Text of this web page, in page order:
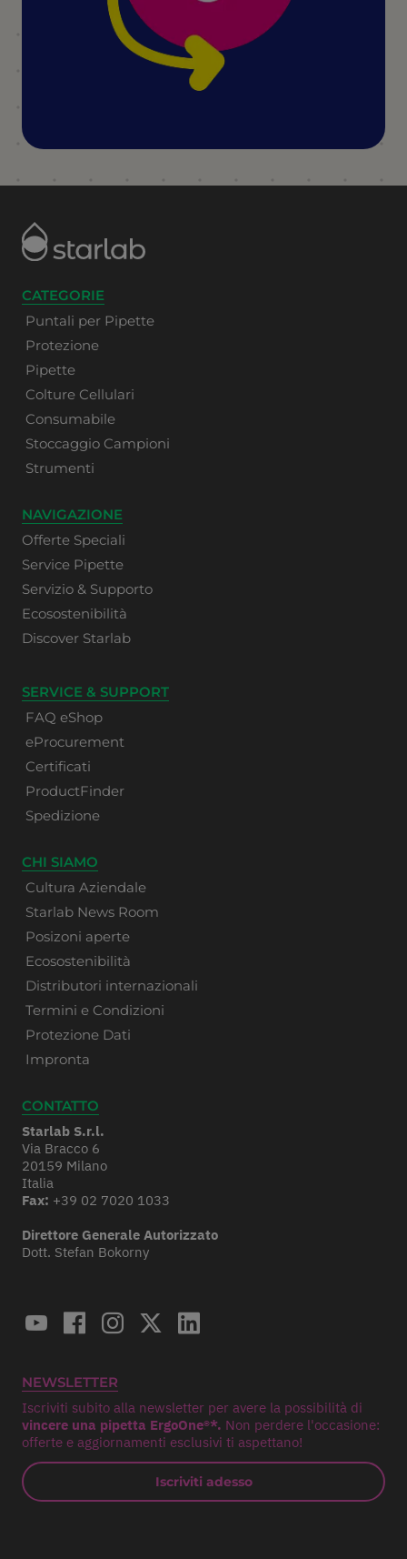
CATEGORIE
Puntali per Pipette
Protezione
Pipette
Colture Cellulari
Consumabile
Stoccaggio Campioni
Strumenti
NAVIGAZIONE
Offerte Speciali
Service Pipette
Servizio & Supporto
Ecosostenibilità
Discover Starlab
SERVICE & SUPPORT
FAQ eShop
eProcurement
Certificati
ProductFinder
Spedizione
CHI SIAMO
Cultura Aziendale
Starlab News Room
Posizoni aperte
Ecosostenibilità
Distributori internazionali
Termini e Condizioni
Protezione Dati
Impronta
CONTATTO
Starlab S.r.l.
Via Bracco 6
20159 Milano
Italia
Fax: +39 02 7020 1033
Direttore Generale Autorizzato
Dott. Stefan Bokorny
NEWSLETTER
Iscriviti subito alla newsletter per avere la possibilità di
vincere una pipetta ErgoOne®*. Non perdere l'occasione:
offerte e aggiornamenti esclusivi ti aspettano!
Iscriviti adesso